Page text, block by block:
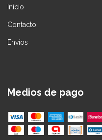
Inicio
Contacto
Envíos
Medios de pago